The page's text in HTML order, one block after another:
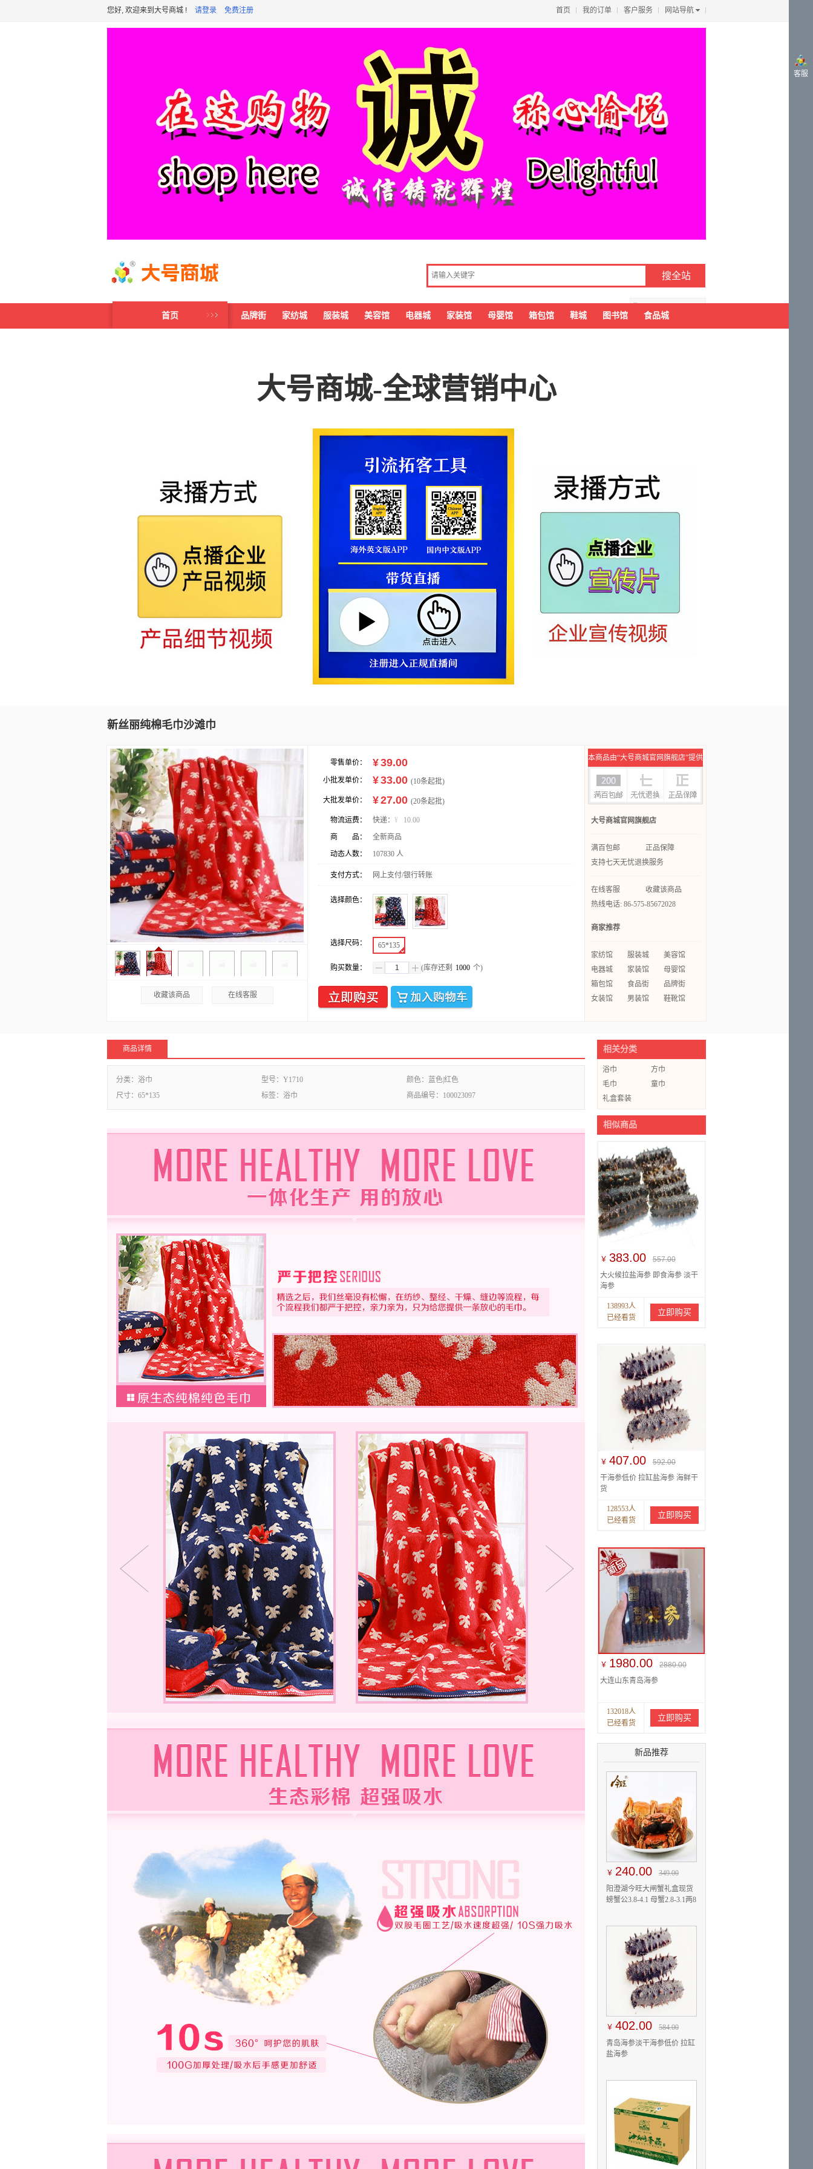
您好, 欢迎来到大号商城 ! 请登录 免费注册 首页 我的订单 客户服务 网站导航
首页 品牌街 家纺城 服装城 美容馆 电器城 家装馆 母婴馆 箱包馆 鞋城 图书馆 食品城
大号商城-全球营销中心
新丝丽纯棉毛巾沙滩巾
收藏该商品 在线客服
零售单价： ¥39.00
小批发单价： ¥33.00 (10条起批)
大批发单价： ¥27.00 (20条起批)
物流运费： 快递： ¥
10.00
商 品：
全新商品
动态人数：
107830 人
支付方式： 网上支付/银行转账
选择颜色：
选择尺码： 65*135
购买数量： (库存还剩 1000 个)
本商品由“大号商城官网旗舰店”提供
大号商城官网旗舰店
满百包邮
正品保障
支持七天无忧退换服务
在线客服
收藏该商品
热线电话: 86-575-85672028
商家推荐
家纺馆 服装城
美容馆
电器城
家装馆
母婴馆
箱包馆
食品街
品牌街
女装馆
男装馆 鞋靴馆
相关分类
浴巾
方巾
毛巾
童巾
礼盒套装
相似商品
￥ 383.00
557.00
大火候拉盐海参 即食海参 淡干
海参
138993人
已经看货
立即购买
￥ 407.00
592.00
干海参低价 拉缸盐海参 海鲜干
货
128553人
已经看货
立即购买
￥ 1980.00
2880.00
大连山东青岛海参
132018人
已经看货
立即购买
新品推荐
￥ 240.00
349.00
阳澄湖今旺大闸蟹礼盒现货
螃蟹公3.8-4.1 母蟹2.8-3.1两8
￥ 402.00
584.00
青岛海参淡干海参低价 拉缸
盐海参
商品详情
分类： 浴巾 型号： Y1710 颜色： 蓝色|红色
尺寸： 65*135 标签： 浴巾 商品编号： 100023097
客服